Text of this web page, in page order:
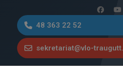
48 363 22 52
sekretariat@vlo-